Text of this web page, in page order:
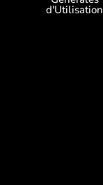
d'Utilisation